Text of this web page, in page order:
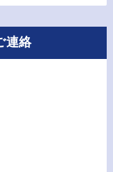
連絡